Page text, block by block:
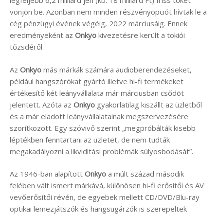
vonjon be. Azonban nem minden részvényopciót hívtak le a
cég pénzügyi évének végéig, 2022 márciusáig. Ennek
eredményeként az Onkyo kivezetésre került a tokiói
tőzsdéről.
Az Onkyo más márkák számára audioberendezéseket,
például hangszórókat gyártó illetve hi-fi termékeket
értékesítő két leányvállalata már márciusban csődöt
jelentett. Azóta az Onkyo gyakorlatilag kiszállt az üzletből
és a már eladott leányvállalatainak megszervezésére
szorítkozott. Egy szóvivő szerint „megpróbálták kisebb
léptékben fenntartani az üzletet, de nem tudták
megakadályozni a likviditási problémák súlyosbodását”.
Az 1946-ban alapított Onkyo a múlt század második
felében vált ismert márkává, különösen hi-fi erősítői és AV
vevőerősítői révén, de egyebek mellett CD/DVD/Blu-ray
optikai lemezjátszók és hangsugárzók is szerepeltek